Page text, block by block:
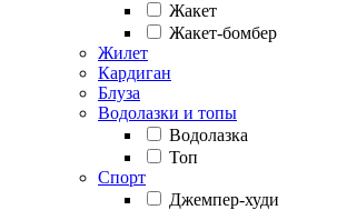
Жакет
Жакет-бомбер
Жилет
Кардиган
Блуза
Водолазки и топы
Водолазка
Топ
Спорт
Джемпер-худи